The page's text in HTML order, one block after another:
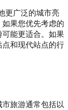
更广泛的城市亮
果您优先考虑的
能更适合。如果
和现代站点的行
旅游通常包括以